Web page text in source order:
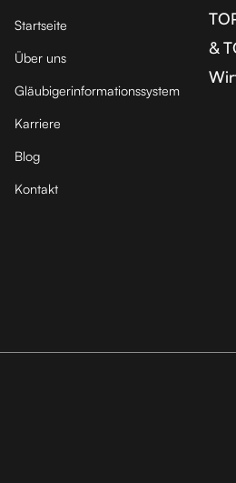
Startseite
Über uns
Gläubiger­informationssystem
Karriere
Blog
Kontakt
&